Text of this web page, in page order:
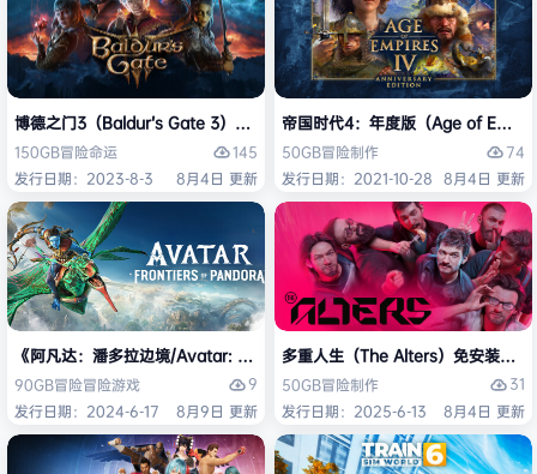
博德之门3（Baldur’s Gate 3）免安装中文版
150GB冒险命运
145
发行日期：2023-8-3
8月4日 更新
帝国时代4：年度版（Age of
50GB冒险制作
74
发行日期：2021-10-28 8月4日 更新
《阿凡达：潘多拉边境/Avatar: Frontiers of Pandora》免安装中文版
90GB冒险冒险游戏
9
发行日期：2024-6-17
8月9日 更新
多重人生（The Alters）免安装中文
50GB冒险制作
31
发行日期：2025-6-13
8月4日 更新